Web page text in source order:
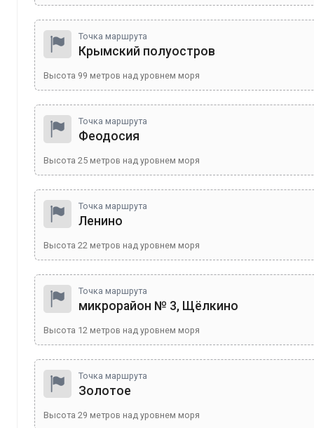
Точка маршрута
Крымский полуостров
Высота 99 метров над уровнем моря
Точка маршрута
Феодосия
Высота 25 метров над уровнем моря
Точка маршрута
Ленино
Высота 22 метров над уровнем моря
Точка маршрута
микрорайон № 3, Щёлкино
Высота 12 метров над уровнем моря
Точка маршрута
Золотое
Высота 29 метров над уровнем моря